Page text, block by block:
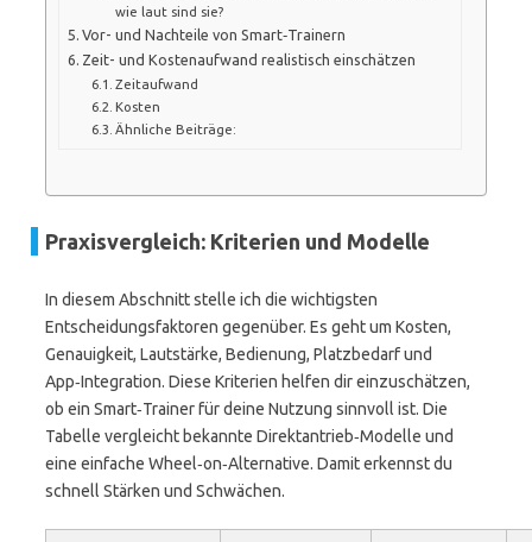
wie laut sind sie?
Vor- und Nachteile von Smart‑Trainern
Zeit- und Kostenaufwand realistisch einschätzen
Zeitaufwand
Kosten
Ähnliche Beiträge:
Praxisvergleich: Kriterien und Modelle
In diesem Abschnitt stelle ich die wichtigsten
Entscheidungsfaktoren gegenüber. Es geht um Kosten,
Genauigkeit, Lautstärke, Bedienung, Platzbedarf und
App‑Integration. Diese Kriterien helfen dir einzuschätzen,
ob ein Smart‑Trainer für deine Nutzung sinnvoll ist. Die
Tabelle vergleicht bekannte Direktantrieb‑Modelle und
eine einfache Wheel‑on‑Alternative. Damit erkennst du
schnell Stärken und Schwächen.